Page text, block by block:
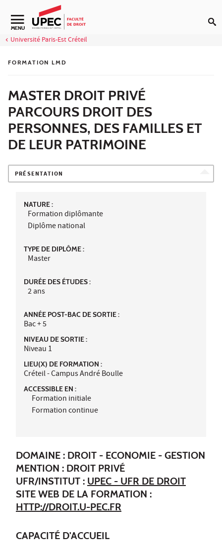
Aller au contenu
Navigation secondaire
MENU
Université Paris-Est Créteil
FORMATION LMD
MASTER DROIT PRIVÉ
PARCOURS DROIT DES
PERSONNES, DES FAMILLES ET
DE LEUR PATRIMOINE
PRÉSENTATION
NATURE :
Formation diplômante
Diplôme national
TYPE DE DIPLÔME :
Master
DURÉE DES ÉTUDES :
2 ans
ANNÉE POST-BAC DE SORTIE :
Bac + 5
NIVEAU DE SORTIE :
Niveau 1
LIEU(X) DE FORMATION :
Créteil - Campus André Boulle
ACCESSIBLE EN :
Formation initiale
Formation continue
DOMAINE : DROIT - ECONOMIE - GESTION
MENTION : DROIT PRIVÉ
UFR/INSTITUT : UPEC - UFR DE DROIT
SITE WEB DE LA FORMATION :
HTTP://DROIT.U-PEC.FR
CAPACITÉ D'ACCUEIL